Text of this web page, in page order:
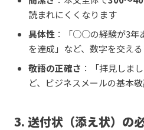
読まれにくくなります
具体性 ：「○○の経験が3
を達成」など、数字を交え
敬語の正確さ ：「拝見しま
ど、ビジネスメールの基本
3. 送付状（添え状）の